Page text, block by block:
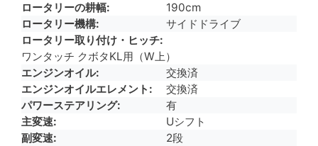
ロータリーの耕幅
190cm
ロータリー機構
サイドドライブ
ロータリー取り付け・ヒッチ
ワンタッチ クボタKL用（W上）
エンジンオイル
交換済
エンジンオイルエレメント
交換済
パワーステアリング
有
主変速
Uシフト
副変速
2段